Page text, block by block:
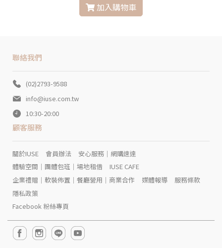
加入購物車
聯絡我們
(02)2793-9588
info@iuse.com.tw
10:30-20:00
顧客服務
關於IUSE 會員辦法
安心服務｜網購速達
體驗空間｜團體包班｜場地租借
IUSE CAFE
企業禮贈｜軟裝佈置｜餐廳營用｜商業合作
媒體報導
服務條款
隱私政策
Facebook 粉絲專頁